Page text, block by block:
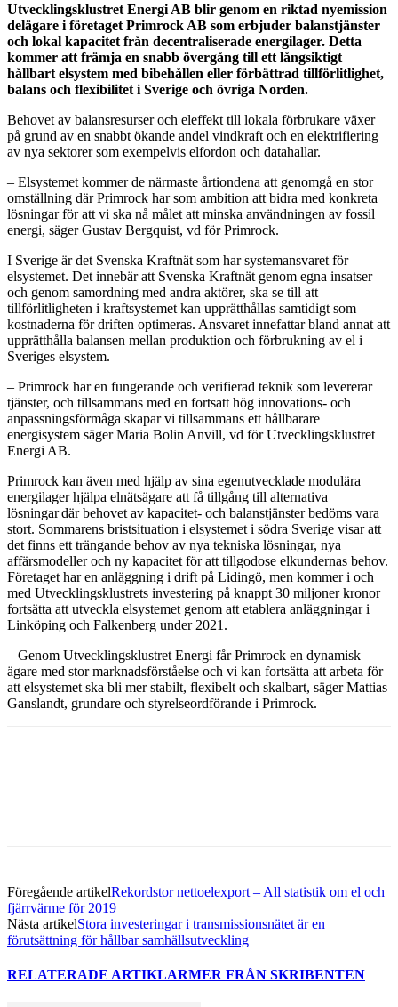
Utvecklingsklustret Energi AB blir genom en riktad nyemission
delägare i företaget Primrock AB som erbjuder balanstjänster
och lokal kapacitet från decentraliserade energilager. Detta
kommer att främja en snabb övergång till ett långsiktigt
hållbart elsystem med bibehållen eller förbättrad tillförlitlighet,
balans och flexibilitet i Sverige och övriga Norden.
Behovet av balansresurser och eleffekt till lokala förbrukare växer
på grund av en snabbt ökande andel vindkraft och en elektrifiering
av nya sektorer som exempelvis elfordon och datahallar.
– Elsystemet kommer de närmaste årtiondena att genomgå en stor
omställning där Primrock har som ambition att bidra med konkreta
lösningar för att vi ska nå målet att minska användningen av fossil
energi, säger Gustav Bergquist, vd för Primrock.
I Sverige är det Svenska Kraftnät som har systemansvaret för
elsystemet. Det innebär att Svenska Kraftnät genom egna insatser
och genom samordning med andra aktörer, ska se till att
tillförlitligheten i kraftsystemet kan upprätthållas samtidigt som
kostnaderna för driften optimeras. Ansvaret innefattar bland annat att
upprätthålla balansen mellan produktion och förbrukning av el i
Sveriges elsystem.
– Primrock har en fungerande och verifierad teknik som levererar
tjänster, och tillsammans med en fortsatt hög innovations- och
anpassningsförmåga skapar vi tillsammans ett hållbarare
energisystem säger Maria Bolin Anvill, vd för Utvecklingsklustret
Energi AB.
Primrock kan även med hjälp av sina egenutvecklade modulära
energilager hjälpa elnätsägare att få tillgång till alternativa
lösningar där behovet av kapacitet- och balanstjänster bedöms vara
stort. Sommarens bristsituation i elsystemet i södra Sverige visar att
det finns ett trängande behov av nya tekniska lösningar, nya
affärsmodeller och ny kapacitet för att tillgodose elkundernas behov.
Företaget har en anläggning i drift på Lidingö, men kommer i och
med Utvecklingsklustrets investering på knappt 30 miljoner kronor
fortsätta att utveckla elsystemet genom att etablera anläggningar i
Linköping och Falkenberg under 2021.
– Genom Utvecklingsklustret Energi får Primrock en dynamisk
ägare med stor marknadsförståelse och vi kan fortsätta att arbeta för
att elsystemet ska bli mer stabilt, flexibelt och skalbart, säger Mattias
Ganslandt, grundare och styrelseordförande i Primrock.
Föregående artikelRekordstor nettoelexport – All statistik om el och
fjärrvärme för 2019
Nästa artikelStora investeringar i transmissionsnätet är en
förutsättning för hållbar samhällsutveckling
RELATERADE ARTIKLARMER FRÅN SKRIBENTEN